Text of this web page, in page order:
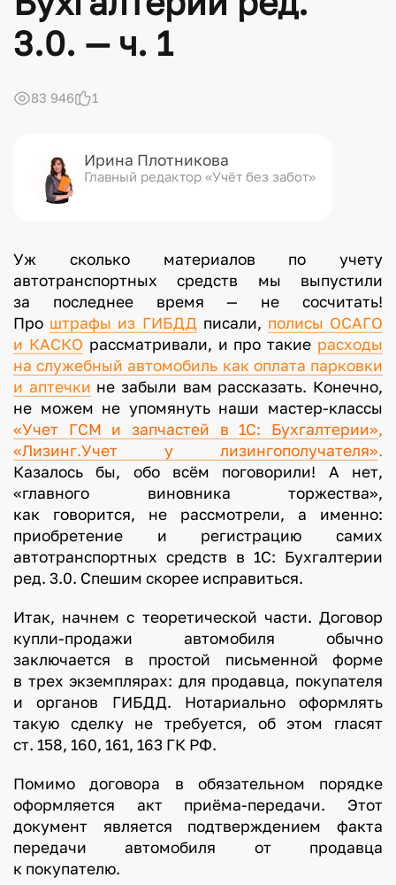
3.0. — ч. 1
83 946 1
Ирина Плотникова
Главный редактор «Учёт без забот»
Уж сколько материалов по учету
автотранспортных средств мы выпустили
за последнее время — не сосчитать!
Про штрафы из ГИБДДписали, полисы ОСАГО
и КАСКО рассматривали, и про такие расходы
на служебный автомобиль как оплата парковки
и аптечки не забыли вам рассказать. Конечно,
не можем не упомянуть наши мастер-классы
«Учет ГСМ и запчастей в 1С: Бухгалтерии»,
«Лизинг.Учет у лизингополучателя».
Казалось бы, обо всём поговорили! А нет,
«главного виновника торжества»,
как говорится, не рассмотрели, а именно:
приобретение и регистрацию самих
автотранспортных средств в 1С: Бухгалтерии
ред. 3.0. Спешим скорее исправиться.
Итак, начнем с теоретической части. Договор
купли-продажи автомобиля обычно
заключается в простой письменной форме
в трех экземплярах: для продавца, покупателя
и органов ГИБДД. Нотариально оформлять
такую сделку не требуется, об этом гласят
ст. 158, 160, 161, 163 ГК РФ.
Помимо договора в обязательном порядке
оформляется акт приёма-передачи. Этот
документ является подтверждением факта
передачи автомобиля от продавца
к покупателю.